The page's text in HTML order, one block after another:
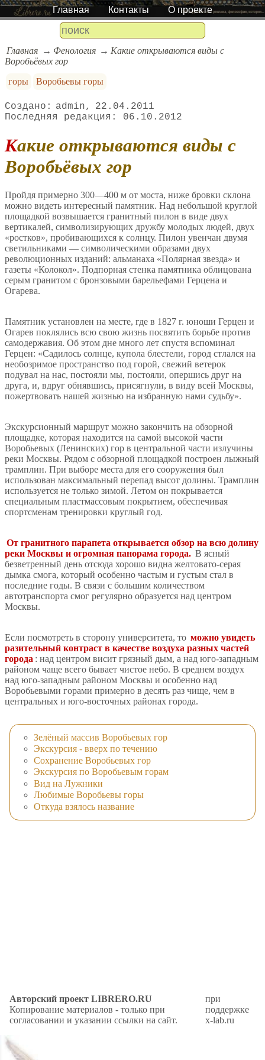
Главная Контакты О проекте
Главная Фенология
Какие открываются виды с
Воробьёвых гор
горы
Воробьевы горы
admin
22.04.2011
06.10.2012
Какие открываются виды с
Воробьёвых гор
Пройдя примерно 300—400 м от моста, ниже бровки склона
можно видеть интересный памятник. Над небольшой круглой
площадкой возвышается гранитный пилон в виде двух
вертикалей, символизирующих дружбу молодых людей, двух
«ростков», пробивающихся к солнцу. Пилон увенчан двумя
светильниками — символическими образами двух
революционных изданий: альманаха «Полярная звезда» и
газеты «Колокол». Подпорная стенка памятника облицована
серым гранитом с бронзовыми барельефами Герцена и
Огарева.
Памятник установлен на месте, где в 1827 г. юноши Герцен и
Огарев поклялись всю свою жизнь посвятить борьбе против
самодержавия. Об этом дне много лет спустя вспоминал
Герцен: «Садилось солнце, купола блестели, город стлался на
необозримое пространство под горой, свежий ветерок
подувал на нас, постояли мы, постояли, опершись друг на
друга, и, вдруг обнявшись, присягнули, в виду всей Москвы,
пожертвовать нашей жизнью на избранную нами судьбу».
Экскурсионный маршрут можно закончить на обзорной
площадке, которая находится на самой высокой части
Воробьевых (Ленинских) гор в центральной части излучины
реки Москвы. Рядом с обзорной площадкой построен лыжный
трамплин. При выборе места для его сооружения был
использован максимальный перепад высот долины. Трамплин
используется не только зимой. Летом он покрывается
специальным пластмассовым покрытием, обеспечивая
спортсменам тренировки круглый год.
От гранитного парапета открывается обзор на всю долину
реки Москвы и огромная панорама города. В ясный
безветренный день отсюда хорошо видна желтовато-серая
дымка смога, который особенно частым и густым стал в
последние годы. В связи с большим количеством
автотранспорта смог регулярно образуется над центром
Москвы.
Если посмотреть в сторону университета, то можно увидеть
разительный контраст в качестве воздуха разных частей
города : над центром висит грязный дым, а над юго-западным
районом чаще всего бывает чистое небо. В среднем воздух
над юго-западным районом Москвы и особенно над
Воробьевыми горами примерно в десять раз чище, чем в
центральных и юго-восточных районах города.
Зелёный массив Воробьевых гор
Экскурсия - вверх по течению
Сохранение Воробьевых гор
Экскурсия по Воробьевым горам
Вид на Лужники
Любимые Воробьевы горы
Откуда взялось название
Авторский проект LIBRERO.RU
Копирование материалов - только при
согласовании и указании ссылки на сайт.
при
поддержке
x-lab.ru